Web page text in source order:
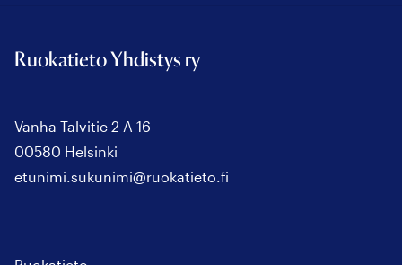
Ruokatieto Yhdistys ry
Vanha Talvitie 2 A 16
00580 Helsinki
etunimi.sukunimi@ruokatieto.fi